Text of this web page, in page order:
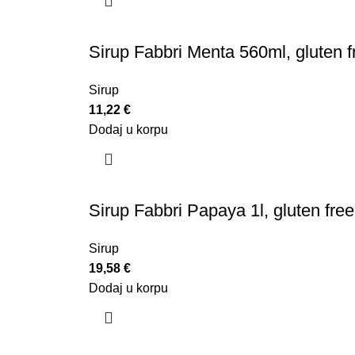
Sirup Fabbri Menta 560ml, gluten
Sirup
11,22 €
Dodaj u korpu
Sirup Fabbri Papaya 1l, gluten free
Sirup
19,58 €
Dodaj u korpu